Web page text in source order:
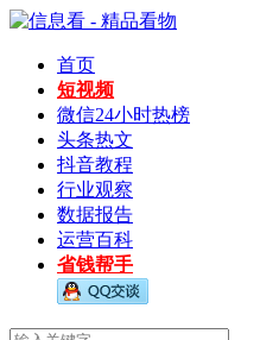
首页
短视频
微信24小时热榜
头条热文
抖音教程
行业观察
数据报告
运营百科
省钱帮手